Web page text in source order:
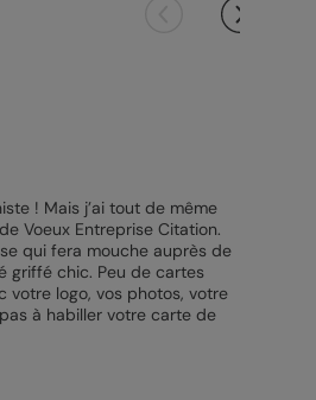
! Mais j’ai tout de même
Voeux Entreprise Citation.
qui fera mouche auprès de
griffé chic. Peu de cartes
votre logo, vos photos, votre
à habiller votre carte de